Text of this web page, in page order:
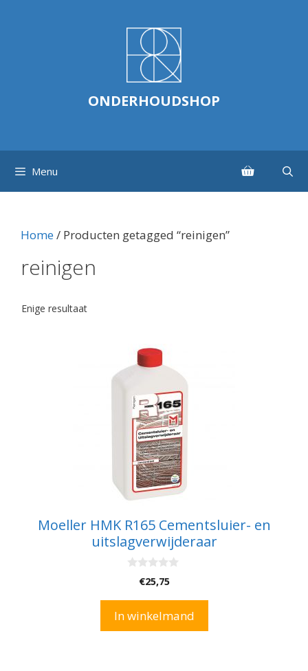
ONDERHOUDSHOP
Menu
Home/ Producten getagged “reinigen”
reinigen
Enige resultaat
Moeller HMK R165 Cementsluier- en
uitslagverwijderaar
5
€25,75
In winkelmand